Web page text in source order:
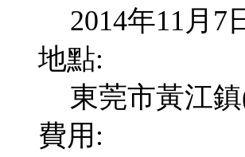
2014年11月7
地點:
東莞市黃江
費用: